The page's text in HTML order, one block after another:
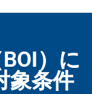
）に
象条件